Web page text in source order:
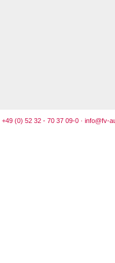
+49 (0) 52 32 - 70 37 09-0 · info@fv-